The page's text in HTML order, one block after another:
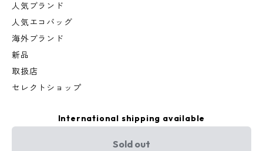
人気ブランド
人気エコバッグ
海外ブランド
新品
取扱店
セレクトショップ
International shipping available
Sold out